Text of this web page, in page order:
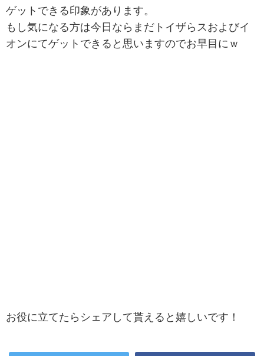
ゲットできる印象があります。
もし気になる方は今日ならまだトイザらスおよびイ
オンにてゲットできると思いますのでお早目にｗ
お役に立てたらシェアして貰えると嬉しいです！